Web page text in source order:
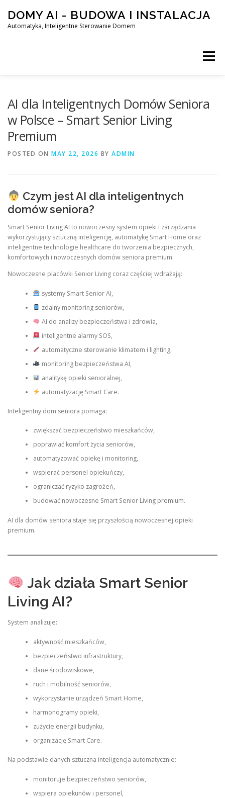
content
DOMY AI - BUDOWA I INSTALACJA
Automatyka, Inteligentne Sterowanie Domem
Menu
SMART DOM AI – AUTOMATYKA, INTELIGENTNE
AI dla Inteligentnych Domów Seniora
w Polsce – Smart Senior Living
Premium
POSTED ON MAY 22, 2026 BY ADMIN
Czym jest AI dla inteligentnych
domów seniora?
Smart Senior Living AI to nowoczesny system opieki i zarządzania
wykorzystujący sztuczną inteligencję, automatykę Smart Home oraz
inteligentne technologie healthcare do tworzenia bezpiecznych,
komfortowych i nowoczesnych domów seniora premium.
Nowoczesne placówki Senior Living coraz częściej wdrażają:
systemy Smart Senior AI,
zdalny monitoring seniorów,
AI do analizy bezpieczeństwa i zdrowia,
inteligentne alarmy SOS,
automatyczne sterowanie klimatem i lighting,
monitoring bezpieczeństwa AI,
analitykę opieki senioralnej,
automatyzację Smart Care.
Inteligentny dom seniora pomaga:
zwiększać bezpieczeństwo mieszkańców,
poprawiać komfort życia seniorów,
automatyzować opiekę i monitoring,
wspierać personel opiekuńczy,
ograniczać ryzyko zagrożeń,
budować nowoczesne Smart Senior Living premium.
AI dla domów seniora staje się przyszłością nowoczesnej opieki
premium.
Jak działa Smart Senior
Living AI?
System analizuje:
aktywność mieszkańców,
bezpieczeństwo infrastruktury,
dane środowiskowe,
ruch i mobilność seniorów,
wykorzystanie urządzeń Smart Home,
harmonogramy opieki,
zużycie energii budynku,
organizację Smart Care.
Na podstawie danych sztuczna inteligencja automatycznie:
monitoruje bezpieczeństwo seniorów,
wspiera opiekunów i personel,